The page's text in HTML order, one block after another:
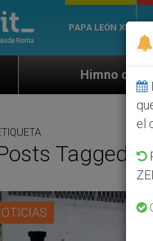
PAPA LEÓN XIV
de la Jornada
Tagged
el